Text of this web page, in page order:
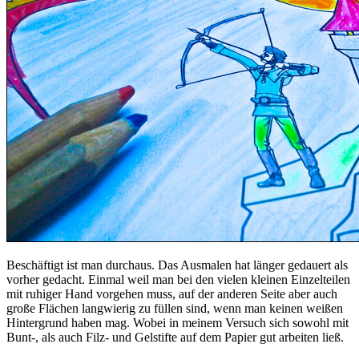
Beschäftigt ist man durchaus. Das Ausmalen hat länger gedauert als
vorher gedacht. Einmal weil man bei den vielen kleinen Einzelteilen
mit ruhiger Hand vorgehen muss, auf der anderen Seite aber auch
große Flächen langwierig zu füllen sind, wenn man keinen weißen
Hintergrund haben mag. Wobei in meinem Versuch sich sowohl mit
Bunt-, als auch Filz- und Gelstifte auf dem Papier gut arbeiten ließ.